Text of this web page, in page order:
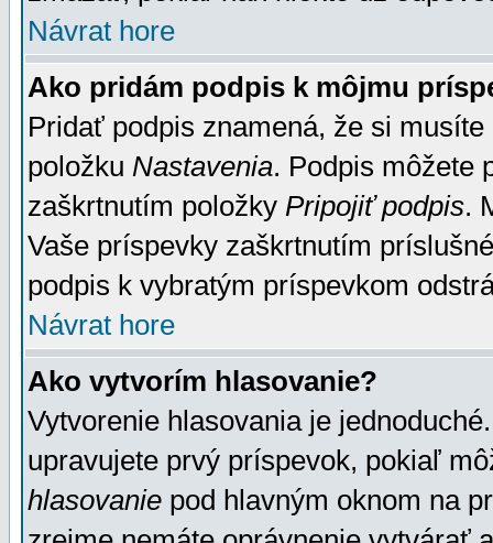
Návrat hore
Ako pridám podpis k môjmu
Pridať podpis znamená, že si
položku Nastavenia. Podpis môžete
zaškrtnutím položky Pripojiť podpis.
Vaše príspevky zaškrtnutím
podpis k vybratým príspevkom
Návrat hore
Ako vytvorím hlasovanie?
Vytvorenie hlasovania je
upravujete prvý príspevok, pokiaľ
hlasovanie pod hlavným oknom na